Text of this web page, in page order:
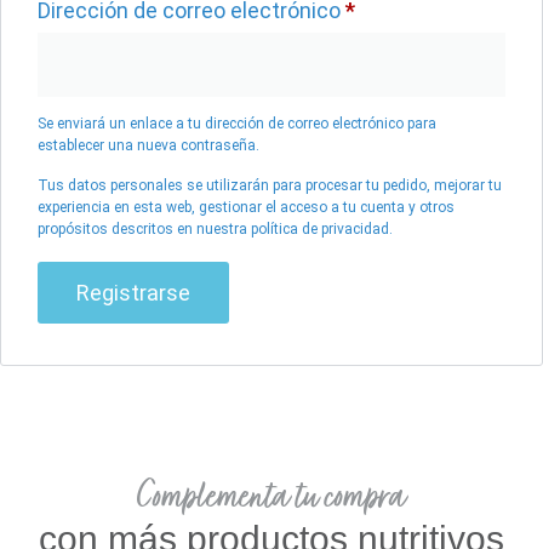
Dirección de correo electrónico*
Se enviará un enlace a tu dirección de correo electrónico para
establecer una nueva contraseña.
Tus datos personales se utilizarán para procesar tu pedido, mejorar tu
experiencia en esta web, gestionar el acceso a tu cuenta y otros
propósitos descritos en nuestra política de privacidad
Registrarse
Complementa tu compra
con más productos nutritivos